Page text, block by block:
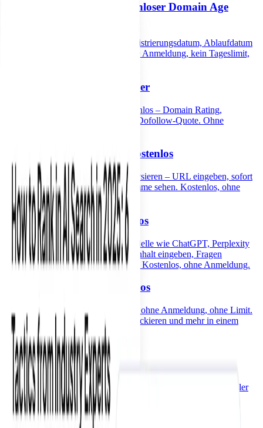
Domainalter prüfen – kostenloser Domain Age
Domainalter kostenlos prüfen – Registrierungsdatum, Ablaufdatum
und Registrar auf einen Blick. Keine Anmeldung, kein Tageslimit,
Kostenloser Backlink Checker
Prüfe Backlinks jeder Website kostenlos – Domain Rating,
verweisende Domains, Ankertexte, Dofollow-Quote. Ohne
Keyword-Dichte Checker kostenlos
Keyworddichte jeder Webseite analysieren – URL eingeben, sofort
Häufigkeit, Prozentsatz und N-Gramme sehen. Kostenlos, ohne
Anmeldung.
GEO Keyword Tool kostenlos
GEO-Keywords finden, die KI-Modelle wie ChatGPT, Perplexity
und Gemini wirklich beantworten. Inhalt eingeben, Fragen
generieren, KI-Sichtbarkeit erhöhen. Kostenlos, ohne Anmeldung.
robots.txt Generator kostenlos
robots.txt Datei kostenlos erstellen – ohne Anmeldung, ohne Limit.
WordPress, Shopify, KI-Crawler blockieren und mehr in einem
Klick.
llms.txt Generator kostenlos
URL eingeben, llms.txt-Datei in Sekunden generieren – ohne
Anmeldung, ohne Tageslimit. Steuere, welche Inhalte KI-Crawler
wie ChatGPT, Claude und Perplexity indexieren.
WHOIS-Abfrage kostenlos